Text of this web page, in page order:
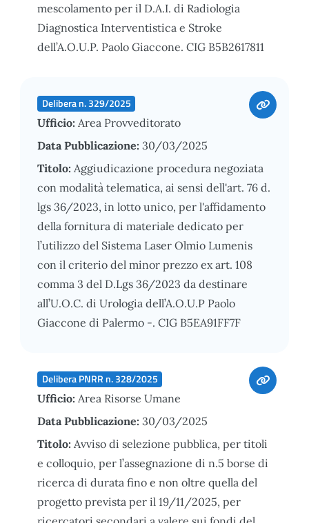
mescolamento per il D.A.I. di Radiologia
Diagnostica Interventistica e Stroke
dell’A.O.U.P. Paolo Giaccone. CIG B5B2617811
Delibera n. 329/2025
Ufficio: Area Provveditorato
Data Pubblicazione: 30/03/2025
Titolo: Aggiudicazione procedura negoziata
con modalità telematica, ai sensi dell'art. 76 d.
lgs 36/2023, in lotto unico, per l'affidamento
della fornitura di materiale dedicato per
l’utilizzo del Sistema Laser Olmio Lumenis
con il criterio del minor prezzo ex art. 108
comma 3 del D.Lgs 36/2023 da destinare
all’U.O.C. di Urologia dell’A.O.U.P Paolo
Giaccone di Palermo -. CIG B5EA91FF7F
Delibera PNRR n. 328/2025
Ufficio: Area Risorse Umane
Data Pubblicazione: 30/03/2025
Titolo: Avviso di selezione pubblica, per titoli
e colloquio, per l’assegnazione di n.5 borse di
ricerca di durata fino e non oltre quella del
progetto prevista per il 19/11/2025, per